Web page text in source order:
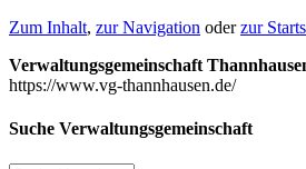
Zum Inhalt, zur Navigation oderzur
Verwaltungsgemeinschaft
https://www.vg-thannhausen.de/
Suche Verwaltungsgemeinschaft